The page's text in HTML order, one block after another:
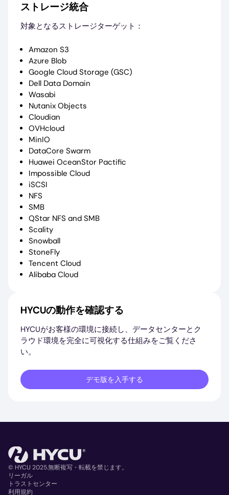
ストレージ統合
対象となるストレージターゲット：
Amazon S3
Azure Blob
Google Cloud Storage (GSC)
Dell Data Domain
Wasabi
Nutanix Objects
Cloudian
OVHcloud
MinIO
DataCore Swarm
Huawei OceanStor Pactific
Impossible Cloud
iSCSI
NFS
SMB
QStar NFS and SMB
Scality
Snowball
StoneFly
Tencent Cloud
Alibaba Cloud
HYCUの動作を確認する
HYCUがお客様の環境に接続し、データセンターとク
ラウド環境を完全に可視化する仕組みをご覧くださ
い。
デモ版を入手する
© HYCU 2025.無断複写・転載を禁じます。
リーガル
トラストセンター
利用規約